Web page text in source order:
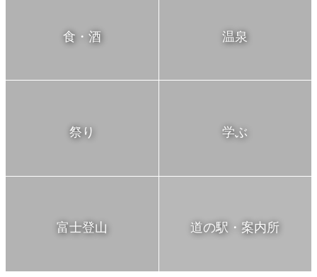
食・酒 温泉
祭り 学ぶ
富士登山 道の駅・案内所